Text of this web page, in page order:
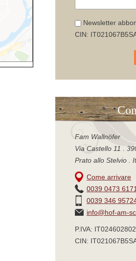
Newsletter
CIN:
Fam Wallnöfer
Via Castello 11 .
Prato allo Stelvio .
Come arrivare
0039 0473
0039 346
info@hof-am-
P.IVA:
CIN: